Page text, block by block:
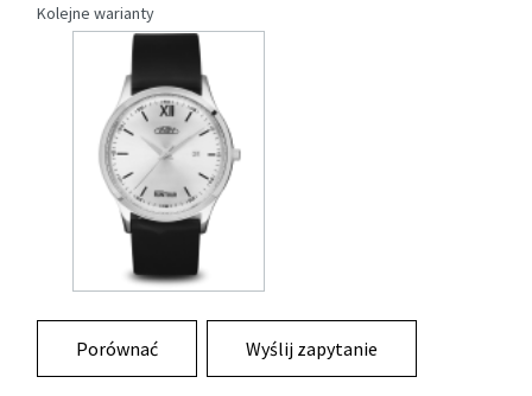
Kolejne warianty
Porównać Wyślij zapytanie